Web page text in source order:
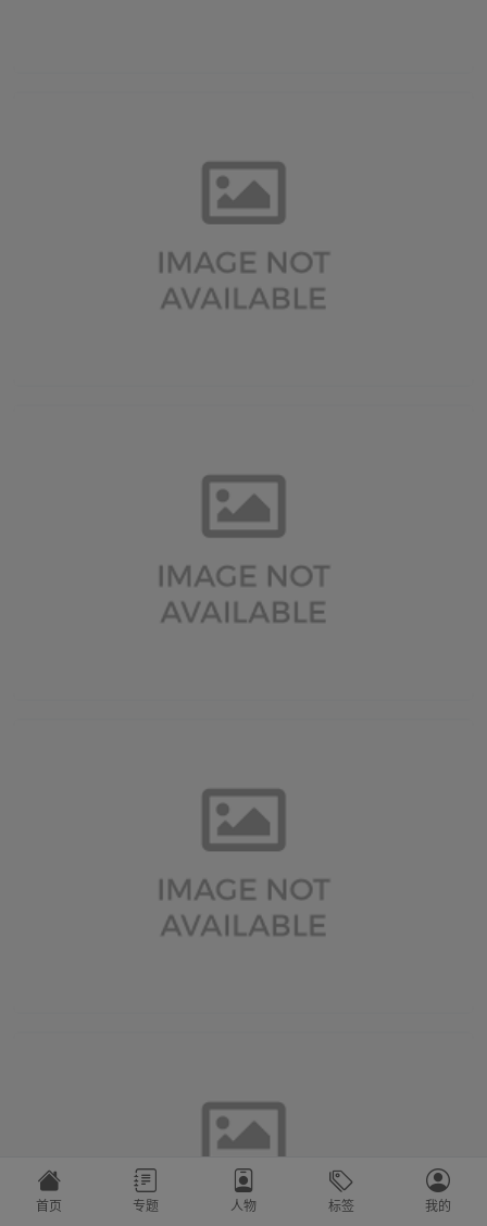
首页 专题 人物 标签 我的